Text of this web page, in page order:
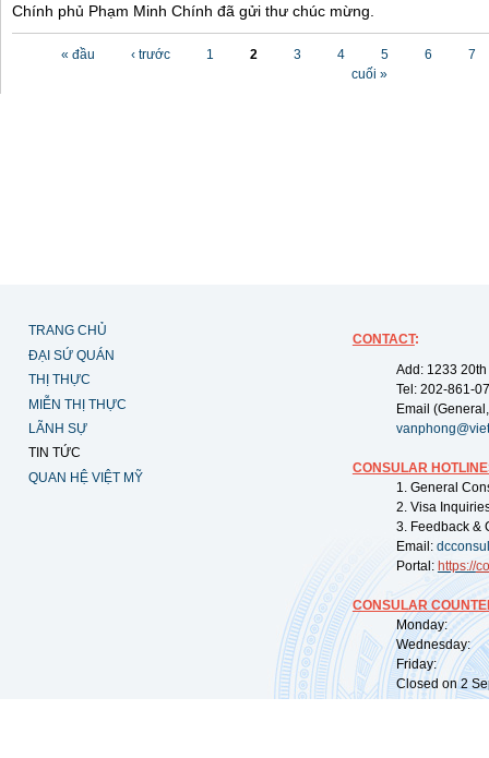
Chính phủ Phạm Minh Chính đã gửi thư chúc mừng.
« đầu ‹ trước 1 2 3 4 5 6
7
cuối »
TRANG CHỦ
ĐẠI SỨ QUÁN
THỊ THỰC
MIỄN THỊ THỰC
LÃNH SỰ
TIN TỨC
QUAN HỆ VIỆT MỸ
CONTACT:
Add: 1233
Tel: 202-861-
Email
CONSULAR
1. General
2. Visa
3. Feedback &
Email:
Portal: https://
CONSULAR
Monday:
Wednesday:
Friday:
Closed on 2